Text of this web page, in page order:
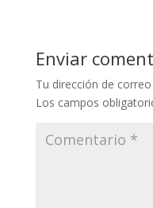
Enviar
Tu dirección de
Los campos